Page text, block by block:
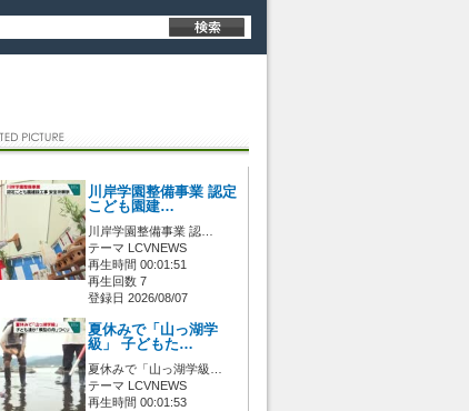
川岸学園整備事業 認定
こども園建…
川岸学園整備事業 認…
テーマ LCVNEWS
再生時間 00:01:51
再生回数 7
登録日 2026/08/07
夏休みで「山っ湖学
級」 子どもた…
夏休みで「山っ湖学級…
テーマ LCVNEWS
再生時間 00:01:53